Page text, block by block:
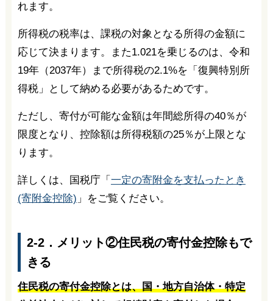
れます。
所得税の税率は、課税の対象となる所得の金額に
応じて決まります。また1.021を乗じるのは、令和
19年（2037年）まで所得税の2.1%を「復興特別所
得税」として納める必要があるためです。
ただし、寄付が可能な金額は年間総所得の40％が
限度となり、控除額は所得税額の25％が上限とな
ります。
詳しくは、国税庁「 一定の寄附金を支払ったとき
(寄附金控除) 」をご覧ください。
2-2．メリット②住民税の寄付金控除もで
きる
住民税の寄付金控除とは、国・地方自治体・特定